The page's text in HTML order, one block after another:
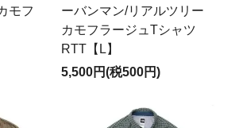
モフ
ーバンマン/リアルツリー
カモフラージュTシャツ
RTT【L】
5,500円(税500円)